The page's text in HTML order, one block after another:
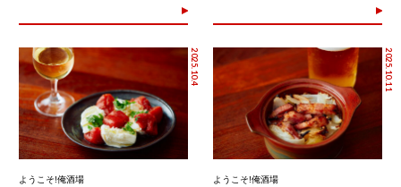
2025.10.4
ようこそ!俺酒場
2025.10.11
ようこそ!俺酒場